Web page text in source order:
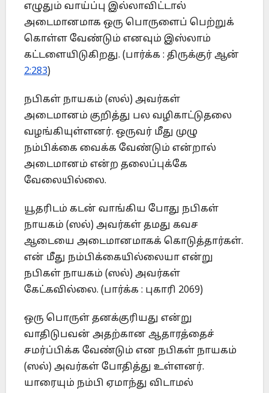
எழுதும் வாய்ப்பு இல்லாவிட்டால்
அடைமானமாக ஒரு பொருளைப் பெற்றுக்
கொள்ள வேண்டும் எனவும் இஸ்லாம்
கட்டளையிடுகிறது. (பார்க்க : திருக்குர் ஆன்
2:283)
நபிகள் நாயகம் (ஸல்) அவர்கள்
அடைமானம் குறித்து பல வழிகாட்டுதலை
வழங்கியுள்ளனர். ஒருவர் மீது முழு
நம்பிக்கை வைக்க வேண்டும் என்றால்
அடைமானம் என்ற தலைப்புக்கே
வேலையில்லை.
யூதரிடம் கடன் வாங்கிய போது நபிகள்
நாயகம் (ஸல்) அவர்கள் தமது கவச
ஆடையை அடைமானமாகக் கொடுத்தார்கள்.
என் மீது நம்பிக்கையில்லையா என்று
நபிகள் நாயகம் (ஸல்) அவர்கள்
கேட்கவில்லை. (பார்க்க : புகாரி 2069)
ஒரு பொருள் தனக்குரியது என்று
வாதிடுபவன் அதற்கான ஆதாரத்தைச்
சமர்ப்பிக்க வேண்டும் என நபிகள் நாயகம்
(ஸல்) அவர்கள் போதித்து உள்ளனர்.
யாரையும் நம்பி ஏமாந்து விடாமல்